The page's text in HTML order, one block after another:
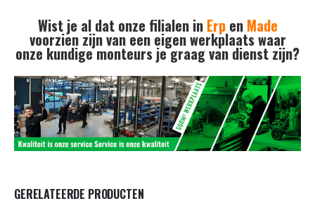
Wist je al dat onze filialen in Erpen Made
voorzien zijn van een eigen werkplaats waar
onze kundige monteurs je graag van dienst zijn?
GERELATEERDE PRODUCTEN